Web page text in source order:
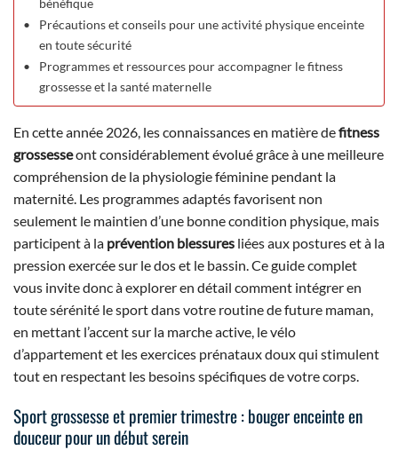
bénéfique
Précautions et conseils pour une activité physique enceinte
en toute sécurité
Programmes et ressources pour accompagner le fitness
grossesse et la santé maternelle
En cette année 2026, les connaissances en matière defitness
grossesseont considérablement évolué grâce à une meilleure
compréhension de la physiologie féminine pendant la
maternité. Les programmes adaptés favorisent non
seulement le maintien d’une bonne condition physique, mais
participent à la prévention blessures liées aux postures et à la
pression exercée sur le dos et le bassin. Ce guide complet
vous invite donc à explorer en détail comment intégrer en
toute sérénité le sport dans votre routine de future maman,
en mettant l’accent sur la marche active, le vélo
d’appartement et les exercices prénataux doux qui stimulent
tout en respectant les besoins spécifiques de votre corps.
Sport grossesse et premier trimestre : bouger enceinte en
douceur pour un début serein